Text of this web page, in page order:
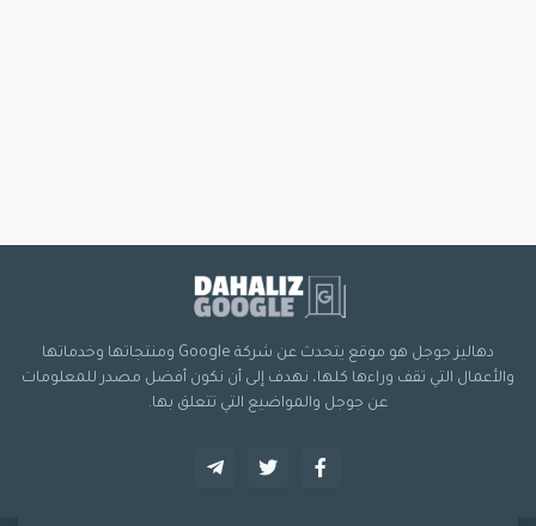
دهاليز جوجل هو موقع يتحدث عن شركة Google ومنتجاتها وخدماتها
والأعمال التي تقف وراءها كلها، نهدف إلى أن نكون أفضل مصدر للمعلومات
عن جوجل والمواضيع التي تتعلق بها.